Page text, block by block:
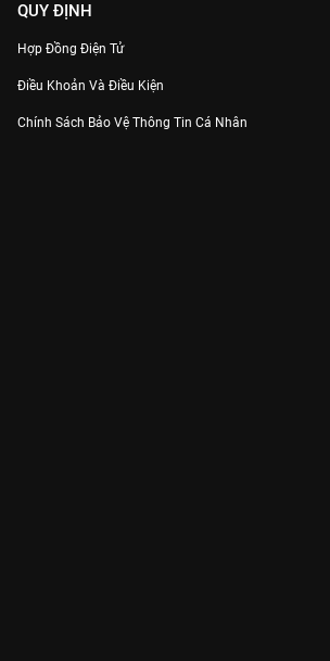
QUY ĐỊNH
Hợp Đồng Điện Tử
Điều Khoản Và Điều Kiện
Chính Sách Bảo Vệ Thông Tin Cá Nhân